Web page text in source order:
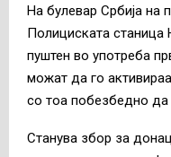
На булевар Србија на
Полициската
пуштен во употреба
можат да го
со тоа побезбедно да
Станува збор за